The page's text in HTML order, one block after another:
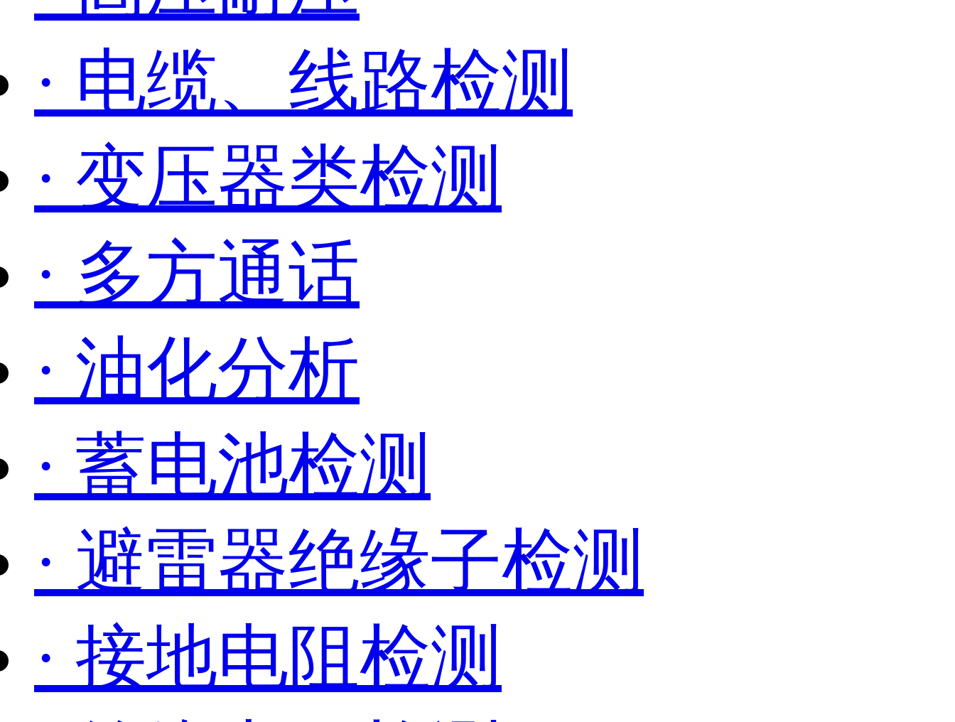
· 电缆、线路检测
· 变压器类检测
· 多方通话
· 油化分析
· 蓄电池检测
· 避雷器绝缘子检测
· 接地电阻检测